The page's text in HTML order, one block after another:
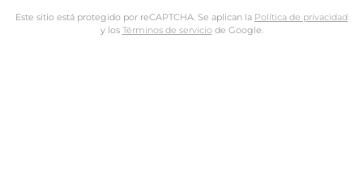
Este sitio está protegido por reCAPTCHA. Se aplican la Política de privacidad
y los Términos de serviciode Google.